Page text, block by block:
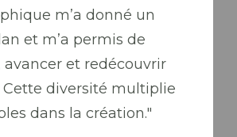
m’a donné un
et m’a permis de
avancer et redécouvrir
Cette diversité multiplie
dans la création."